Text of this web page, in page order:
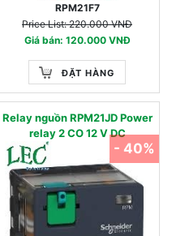
RPM21F7
Price List: 220.000 VNĐ
Giá bán: 120.000 VNĐ
ĐẶT HÀNG
Relay nguồn RPM21JD Power
relay 2 CO 12 V DC
- 40%